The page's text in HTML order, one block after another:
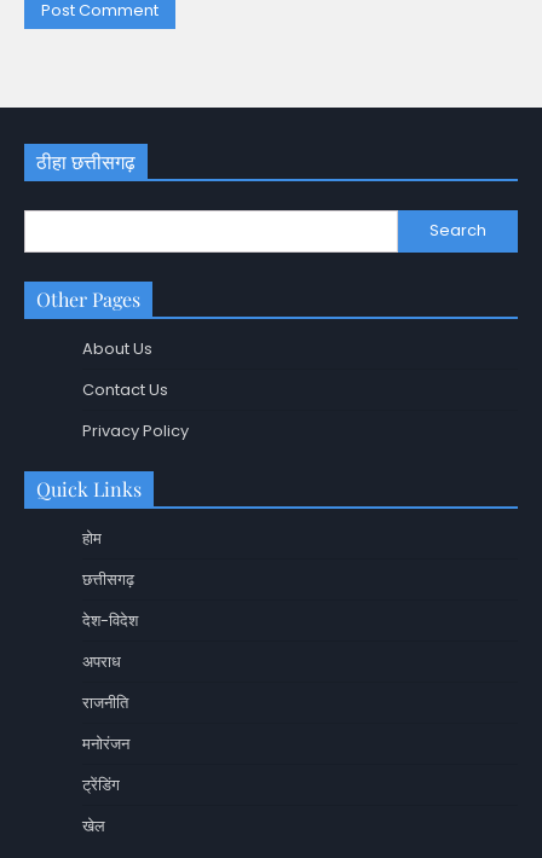
ठीहा छत्तीसगढ़
Search
Other Pages
About Us
Contact Us
Privacy Policy
Quick Links
होम
छत्तीसगढ़
देश-विदेश
अपराध
राजनीति
मनोरंजन
ट्रेंडिंग
खेल